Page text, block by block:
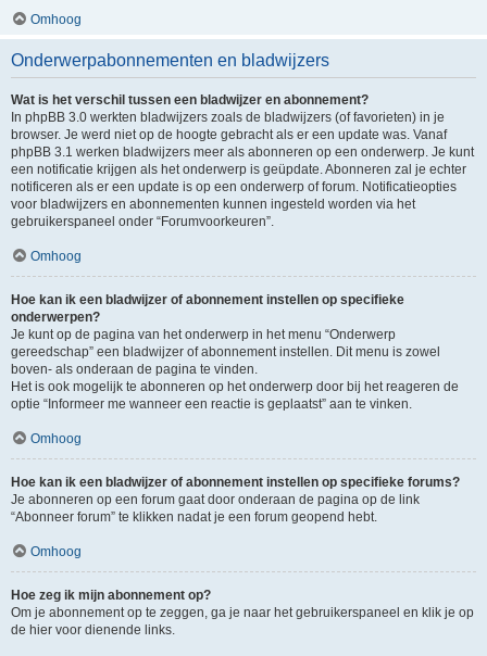
Omhoog
Onderwerpabonnementen en bladwijzers
Wat is het verschil tussen een bladwijzer en abonnement?
In phpBB 3.0 werkten bladwijzers zoals de bladwijzers (of favorieten) in je
browser. Je werd niet op de hoogte gebracht als er een update was. Vanaf
phpBB 3.1 werken bladwijzers meer als abonneren op een onderwerp. Je kunt
een notificatie krijgen als het onderwerp is geüpdate. Abonneren zal je echter
notificeren als er een update is op een onderwerp of forum. Notificatieopties
voor bladwijzers en abonnementen kunnen ingesteld worden via het
gebruikerspaneel onder “Forumvoorkeuren”.
Omhoog
Hoe kan ik een bladwijzer of abonnement instellen op specifieke
onderwerpen?
Je kunt op de pagina van het onderwerp in het menu “Onderwerp
gereedschap” een bladwijzer of abonnement instellen. Dit menu is zowel
boven- als onderaan de pagina te vinden.
Het is ook mogelijk te abonneren op het onderwerp door bij het reageren de
optie “Informeer me wanneer een reactie is geplaatst” aan te vinken.
Omhoog
Hoe kan ik een bladwijzer of abonnement instellen op specifieke forums?
Je abonneren op een forum gaat door onderaan de pagina op de link
“Abonneer forum” te klikken nadat je een forum geopend hebt.
Omhoog
Hoe zeg ik mijn abonnement op?
Om je abonnement op te zeggen, ga je naar het gebruikerspaneel en klik je op
de hier voor dienende links.